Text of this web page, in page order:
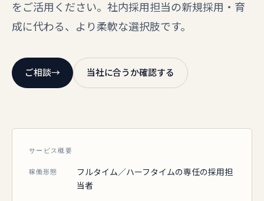
をご活用ください。社内採用担当の新規採用・育
成に代わる、より柔軟な選択肢です。
ご相談→ 当社に合うか確認する
サービス概要
稼働形態
フルタイム／ハーフタイムの専任の採用担
当者